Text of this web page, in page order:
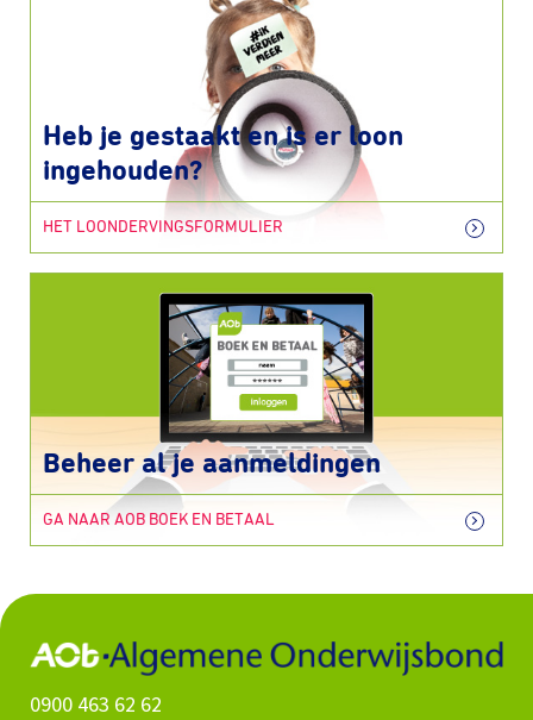
Heb je gestaakt en is er loon
ingehouden?
HET LOONDERVINGSFORMULIER
Beheer al je aanmeldingen
GA NAAR AOB BOEK EN BETAAL
0900 463 62 62